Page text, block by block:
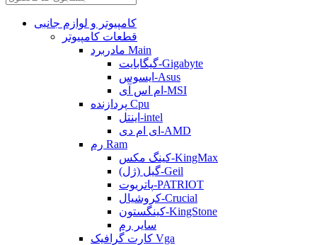
کامپیوتر و لوازم جانبی
قطعات کامپیوتر
مادربرد Main
گیگابایت-Gigabyte
ایسوس-Asus
ام اس آی-MSI
پردازنده Cpu
اینتل-intel
ای ام دی-AMD
رم Ram
کینگ مکس-KingMax
گیل (ژل)-Geil
پاتریوت-PATRIOT
کروشیال-Crucial
کینگستون-KingStone
سایر رم
کارت گرافیک Vga